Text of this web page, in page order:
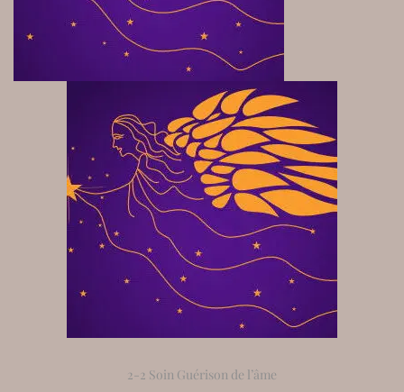
2-2 Soin Guérison de l’âme